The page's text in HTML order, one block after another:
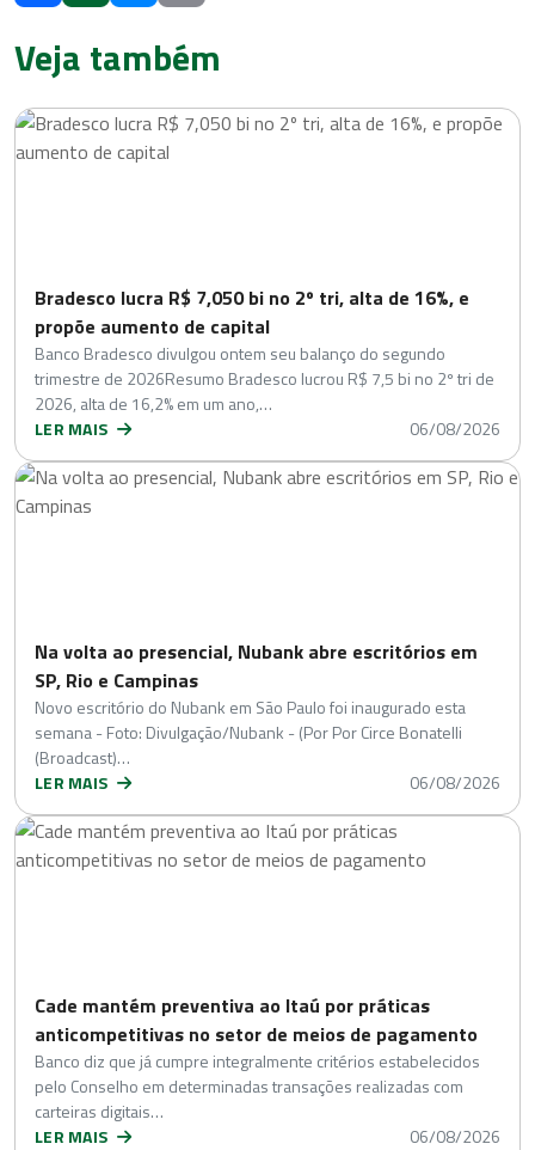
Veja também
Bradesco lucra R$ 7,050 bi no 2º tri, alta de 16%, e
propõe aumento de capital
Banco Bradesco divulgou ontem seu balanço do segundo
trimestre de 2026Resumo Bradesco lucrou R$ 7,5 bi no 2º tri de
2026, alta de 16,2% em um ano,…
LER MAIS
06/08/2026
Na volta ao presencial, Nubank abre escritórios em
SP, Rio e Campinas
Novo escritório do Nubank em São Paulo foi inaugurado esta
semana - Foto: Divulgação/Nubank - (Por Por Circe Bonatelli
(Broadcast)…
LER MAIS
06/08/2026
Cade mantém preventiva ao Itaú por práticas
anticompetitivas no setor de meios de pagamento
Banco diz que já cumpre integralmente critérios estabelecidos
pelo Conselho em determinadas transações realizadas com
carteiras digitais…
LER MAIS
06/08/2026